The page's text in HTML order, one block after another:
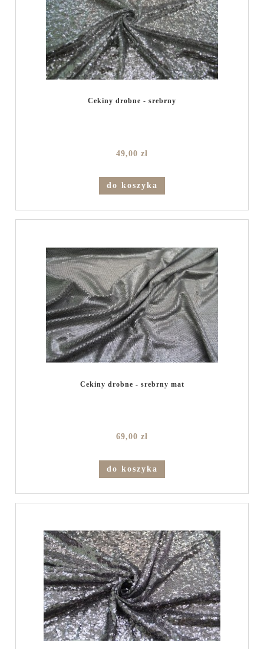
Cekiny drobne - srebrny
49,00 zł
do koszyka
Cekiny drobne - srebrny mat
69,00 zł
do koszyka